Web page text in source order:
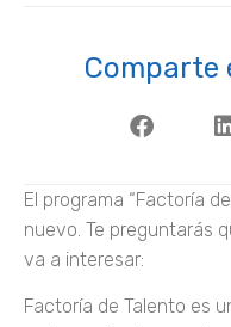
Comparte
El programa “Factoría
nuevo. Te preguntarás
va a interesar:
Factoría de Talento es